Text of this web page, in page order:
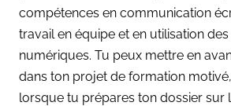
compétences en communication
travail en équipe et en utilisation
numériques. Tu peux mettre en
dans ton projet de formation
lorsque tu prépares ton dossier sur